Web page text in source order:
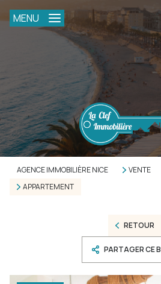
MENU
AGENCE IMMOBILIÈRE NICE VENTE
APPARTEMENT
RETOUR
PARTAGER CE